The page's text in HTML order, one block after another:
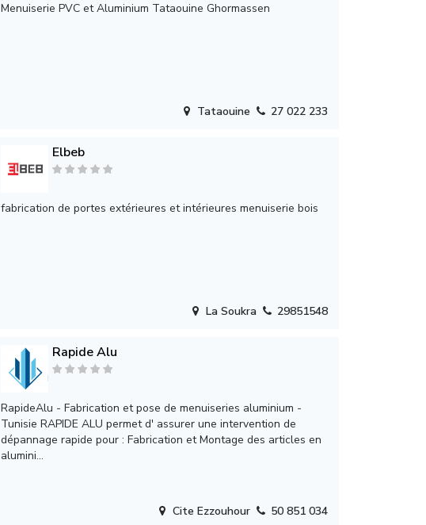
Menuiserie PVC et Aluminium Tataouine Ghormassen
Tataouine 27 022 233
Elbeb
fabrication de portes extérieures et intérieures menuiserie bois
La Soukra 29851548
Rapide Alu
RapideAlu - Fabrication et pose de menuiseries aluminium -
Tunisie RAPIDE ALU permet d' assurer une intervention de
dépannage rapide pour : Fabrication et Montage des articles en
alumini...
Cite Ezzouhour 50 851 034